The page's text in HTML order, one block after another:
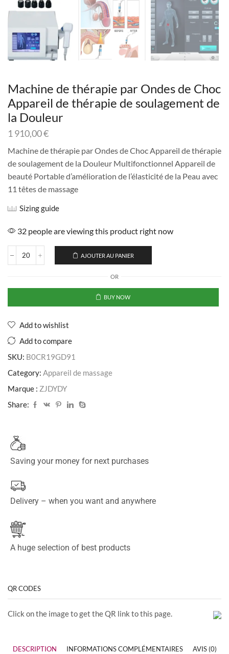
Machine de thérapie par Ondes de Choc
Appareil de thérapie de soulagement de
la Douleur
1 910,00€
Machine de thérapie par Ondes de Choc Appareil de thérapie
de soulagement de la Douleur Multifonctionnel Appareil de
beauté Portable d’amélioration de l’élasticité de la Peau avec
11 têtes de massage
Sizing guide
32 people are viewing this product right now
AJOUTER AU PANIER
OR
BUY NOW
Add to wishlist
Add to compare
SKU: B0CR19GD91
Category: Appareil de massage
Marque : ‎ZJDYDY
Share:
Saving your money for next purchases
Delivery – when you want and anywhere
A huge selection of best products
QR CODES
Click on the image to get the QR link to this page.
DESCRIPTION INFORMATIONS COMPLÉMENTAIRES AVIS (0)